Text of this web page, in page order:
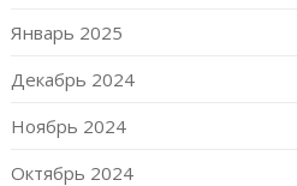
Январь 2025
Декабрь 2024
Ноябрь 2024
Октябрь 2024